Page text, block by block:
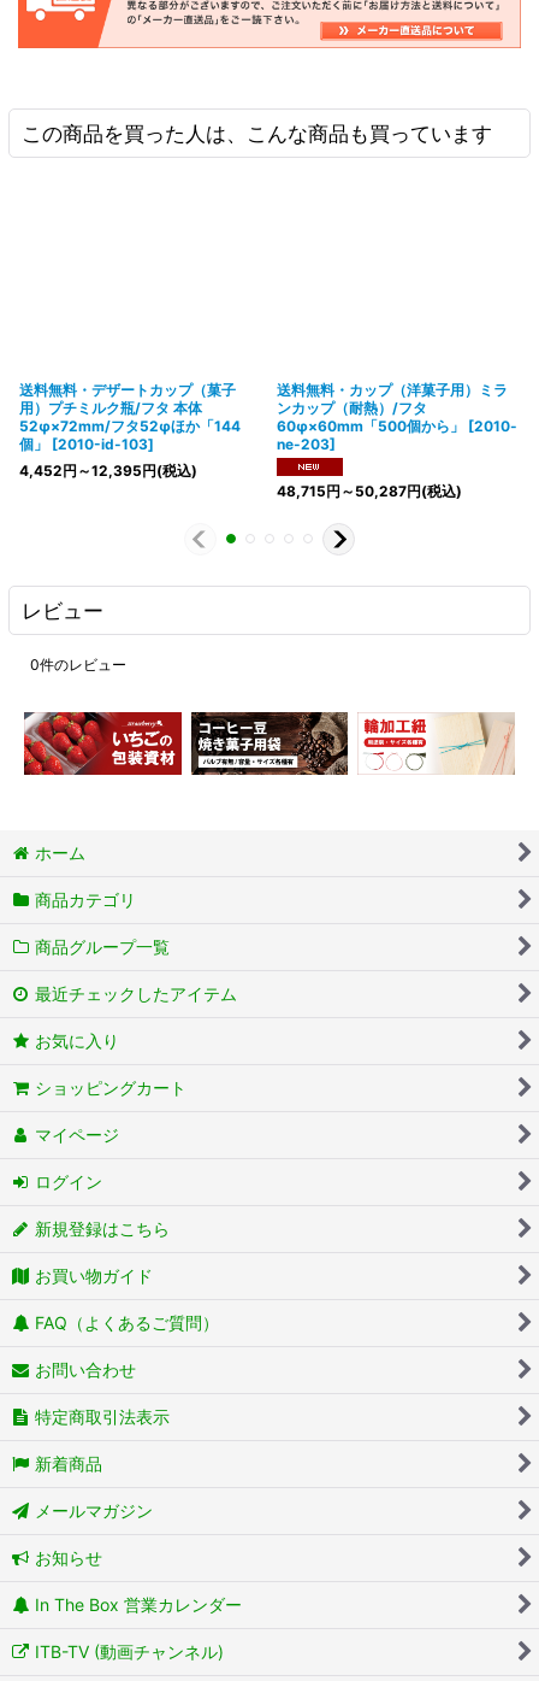
この商品を買った人は、こんな商品も買っています
送料無料・デザートカップ（菓子
用）プチミルク瓶/フタ 本体
52φ×72mm/フタ52φほか「144
個」
[2010-id-103]
4,452円 ～12,395円(税込)
送料無料・カップ（洋菓子用）ミラ
ンカップ（耐熱）/フタ
60φ×60mm「500個から」
[2010-
ne-203]
48,715円 ～50,287円(税込)
レビュー
0件のレビュー
ホーム
商品カテゴリ
商品グループ一覧
最近チェックしたアイテム
お気に入り
ショッピングカート
マイページ
ログイン
新規登録はこちら
お買い物ガイド
FAQ（よくあるご質問）
お問い合わせ
特定商取引法表示
新着商品
メールマガジン
お知らせ
In The Box 営業カレンダー
ITB-TV (動画チャンネル)